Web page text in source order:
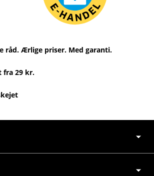
råd. Ærlige priser. Med garanti.
fra 29 kr.